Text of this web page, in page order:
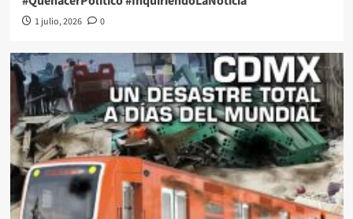
1 julio, 2026 0